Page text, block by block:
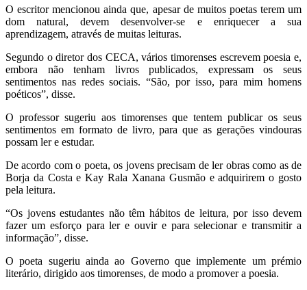
O escritor mencionou ainda que, apesar de muitos poetas terem um
dom natural, devem desenvolver-se e enriquecer a sua
aprendizagem, através de muitas leituras.
Segundo o diretor dos CECA, vários timorenses escrevem poesia e,
embora não tenham livros publicados, expressam os seus
sentimentos nas redes sociais. “São, por isso, para mim homens
poéticos”, disse.
O professor sugeriu aos timorenses que tentem publicar os seus
sentimentos em formato de livro, para que as gerações vindouras
possam ler e estudar.
De acordo com o poeta, os jovens precisam de ler obras como as de
Borja da Costa e Kay Rala Xanana Gusmão e adquirirem o gosto
pela leitura.
“Os jovens estudantes não têm hábitos de leitura, por isso devem
fazer um esforço para ler e ouvir e para selecionar e transmitir a
informação”, disse.
O poeta sugeriu ainda ao Governo que implemente um prémio
literário, dirigido aos timorenses, de modo a promover a poesia.